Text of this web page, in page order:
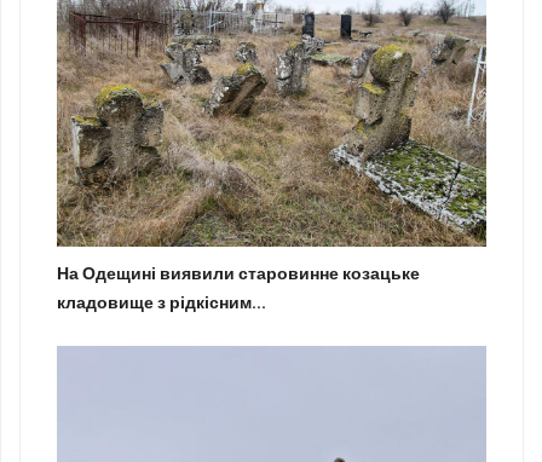
На Одещині виявили старовинне козацьке
кладовище з рідкісним...